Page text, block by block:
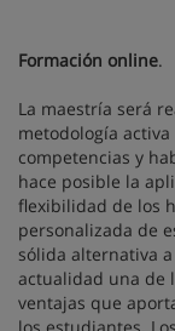
Formación online.
La maestría será
metodología
competencias y
hace posible la
flexibilidad de los
personalizada de
sólida alternativa
actualidad una de
ventajas que
los estudiantes.